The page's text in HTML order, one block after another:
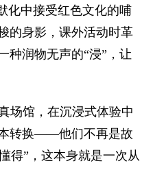
化中接受红色文化的哺
的身影，课外活动时革
润物无声的“浸”，让
场馆，在沉浸式体验中
本转换——他们不再是故
得”，这本身就是一次从